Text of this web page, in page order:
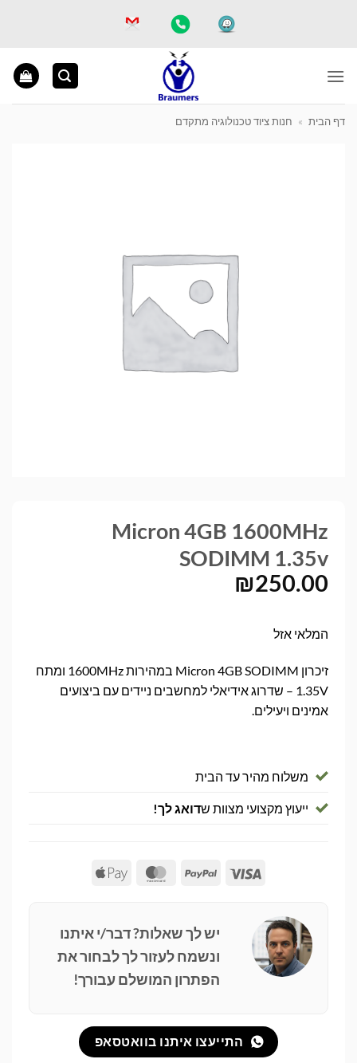
דף הבית » חנות ציוד טכנולוגיה מתקדם
Micron 4GB 1600MHz
SODIMM 1.35v
₪250.00
המלאי אזל
זיכרון Micron 4GB SODIMM במהירות 1600MHz ומתח
1.35V – שדרוג אידיאלי למחשבים ניידים עם ביצועים
אמינים ויעילים.
משלוח מהיר עד הבית
ייעוץ מקצועי מצוות שדואג לך!
Visa
PayPal
MasterCard
Apple
יש לך שאלות? דבר/י איתנו
ונשמח לעזור לך לבחור את
הפתרון המושלם עבורך!
התייעצו איתנו בוואטסאפ